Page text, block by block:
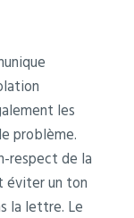
les
problème.
respect de la
un ton
la lettre. Le